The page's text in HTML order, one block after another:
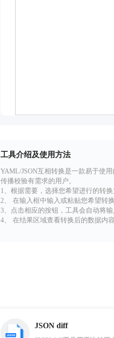
工具介绍及使用方法
YAML/JSON互相转换是一款易于使
传播校验有需求的用户。
1、根据需要，选择您希望进行的转换
2、 在输入框中输入或粘贴您希望转
3、点击相应的按钮，工具会自动将
4、 在结果区域查看转换后的数据内
JSON diff